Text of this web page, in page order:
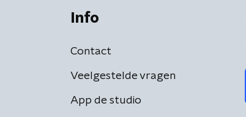
Info
Contact
Veelgestelde vragen
App de studio